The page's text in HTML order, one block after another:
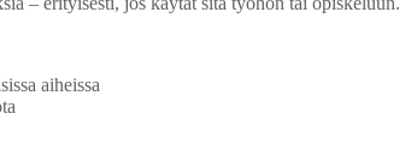
aiheissa